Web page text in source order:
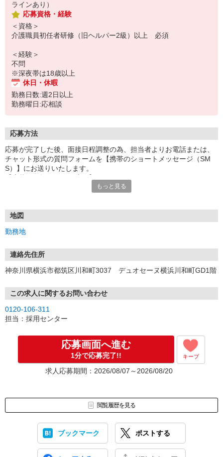
ラインあり）
応募資格・経験
＜資格＞
介護職員初任者研修（旧ヘルパー2級）以上 必須
＜経験＞
不問
※深夜帯は18歳以上
休日・休暇
勤務日数:週2日以上
勤務曜日:応相談
応募方法
応募が完了した後、面接日程調整の為、担当者よりお電話または、
チャット形式の質問フォームを【携帯のショートメッセージ（SM
S）】にお送りいたします。
1.応募…Webもしくはお電話より応募ください。
※実技試験はドライバーの職種のみとなります。
もっと見る
地図
勤務地
連絡先住所
神奈川県横浜市都筑区川和町3037 デュオセーヌ横浜川和町GD1階
この求人に関するお問い合わせ
0120-106-311
担当：採用センター
応募画面へ進む
1分で応募完了!! キープ
求人応募期間：2026/08/07～2026/08/20
閲覧履歴を見る
ブックマーク ポストする